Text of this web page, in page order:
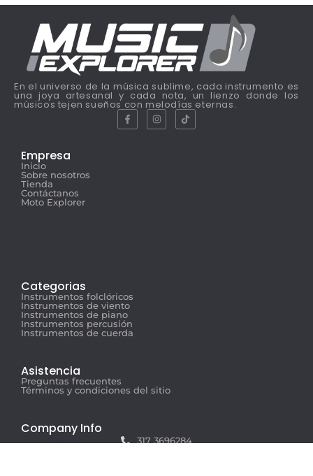
En el universo de la música sublime, cada instrumento es
una joya artesanal y cada nota, un lienzo donde los
músicos tejen sueños con melodías eternas.
Empresa
Inicio
Sobre nosotros
Tienda
Contáctanos
Moto Explorer
Categorias
Instrumentos folclóricos
Instrumentos de viento
Instrumentos de piano
Instrumentos percusión
Instrumentos de cuerda
Asistencia
Preguntas frecuentes
Términos y condiciones del sitio
Company Info
317 3696284